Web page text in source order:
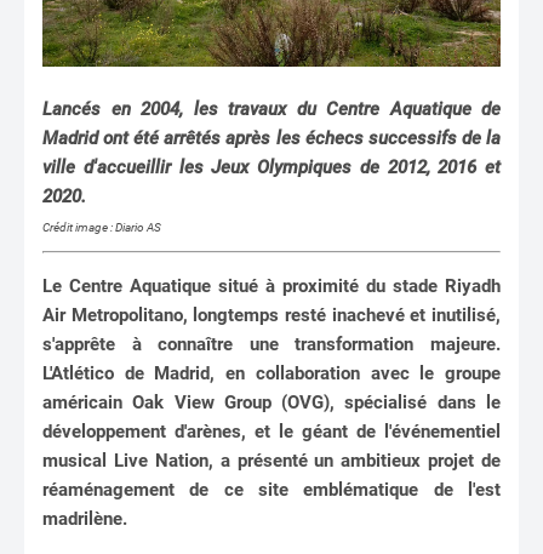
Lancés en 2004, les travaux du Centre Aquatique de
Madrid ont été arrêtés après les échecs successifs de la
ville d'accueillir les Jeux Olympiques de 2012, 2016 et
2020.
Crédit image : Diario AS
Le Centre Aquatique situé à proximité du stade Riyadh
Air Metropolitano, longtemps resté inachevé et inutilisé,
s'apprête à connaître une transformation majeure.
L'Atlético de Madrid, en collaboration avec le groupe
américain Oak View Group (OVG), spécialisé dans le
développement d'arènes, et le géant de l'événementiel
musical Live Nation, a présenté un ambitieux projet de
réaménagement de ce site emblématique de l'est
madrilène.